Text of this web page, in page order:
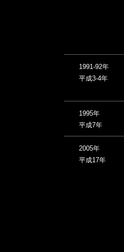
1991-92年
平成3-4年
1995年
平成7年
2005年
平成17年